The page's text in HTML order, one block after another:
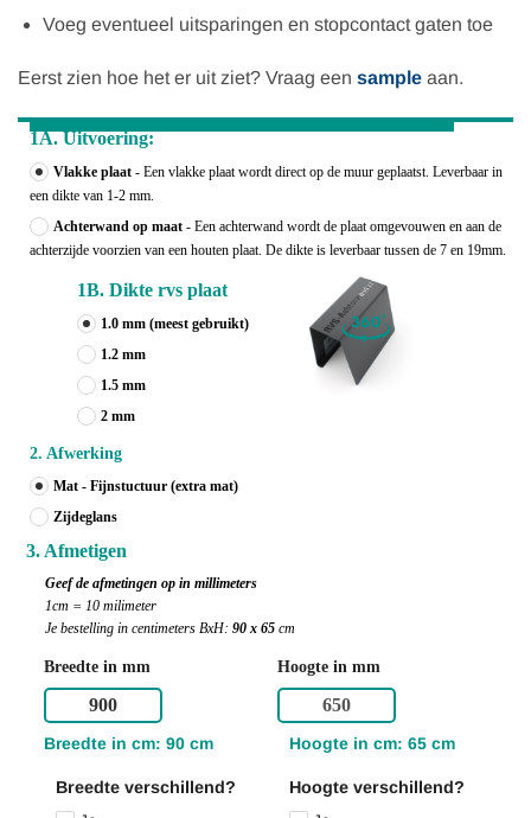
Voeg eventueel uitsparingen en stopcontact gaten toe
Eerst zien hoe het er uit ziet? Vraag een sample aan.
1A. Uitvoering:
Vlakke plaat - Een vlakke plaat wordt direct op de muur geplaatst. Leverbaar in
een dikte van 1-2 mm.
Achterwand op maat - Een achterwand wordt de plaat omgevouwen en aan de
achterzijde voorzien van een houten plaat. De dikte is leverbaar tussen de 7 en 19mm.
1B. Dikte rvs plaat
1.0 mm (meest gebruikt)
1.2 mm
1.5 mm
2 mm
2. Afwerking
Mat - Fijnstuctuur (extra mat)
Zijdeglans
3. Afmetigen
Geef de afmetingen op in millimeters
1cm = 10 milimeter
Je bestelling in centimeters BxH: 90 x 65 cm
Breedte in mm
Breedte in cm: 90 cm
Breedte verschillend?
Hoogte in mm
Hoogte in cm: 65 cm
Hoogte verschillend?